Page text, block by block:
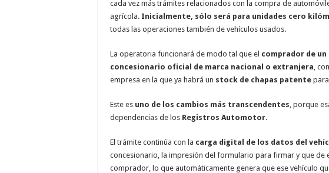
cada vez más trámites relacionados con la compra de
agrícola. Inicialmente, sólo será para unidades cero
todas las operaciones también de vehículos usados.
La operatoria funcionará de modo tal que el comprador de
concesionario oficial de marca nacional o extranjera,
empresa en la que ya habrá un stock de chapas patente
Este es uno de los cambios más transcendentes, porque
dependencias de los Registros Automotor.
El trámite continúa con la carga digital de los datos del
concesionario, la impresión del formulario para firmar y que de
comprador, lo que automáticamente genera que ese vehículo